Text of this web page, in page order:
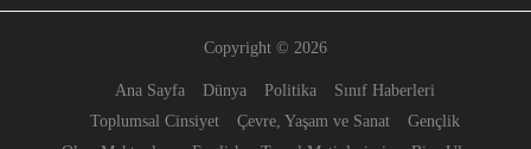
Copyright © 2026
Ana Sayfa Dünya Politika
Sınıf Haberleri
Toplumsal Cinsiyet
Çevre, Yaşam ve Sanat
Gençlik